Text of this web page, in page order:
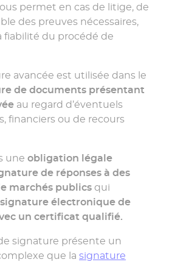
permet en cas de litige, de
des preuves nécessaires,
fiabilité du procédé de
avancée est utilisée dans le
de documents présentant
au regard d’éventuels
financiers ou de recours
une obligation légale
de réponses à des
marchés publics qui
signature électronique de
un certificat qualifié.
signature présente un
que la signature